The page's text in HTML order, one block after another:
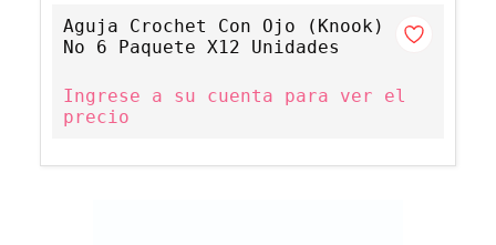
Aguja Crochet Con Ojo (Knook)
No 6 Paquete X12 Unidades
Ingrese a su cuenta para ver el
precio